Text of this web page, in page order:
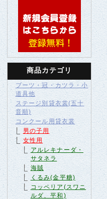
商品カテゴリ
ブーツ・冠・カツラ・小
道具他
ステージ別貸衣裳(五十
音順)
コンクール用貸衣裳
男の子用
女性用
アルレキナーダ・
サタネラ
海賊
くるみ(金平糖)
コッペリア(スワニ
ルダ、平和)